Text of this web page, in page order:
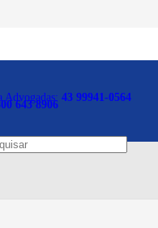
Advogadas: 43 99941-0564
643 8906
de
trânsito